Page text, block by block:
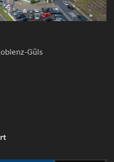
Güls